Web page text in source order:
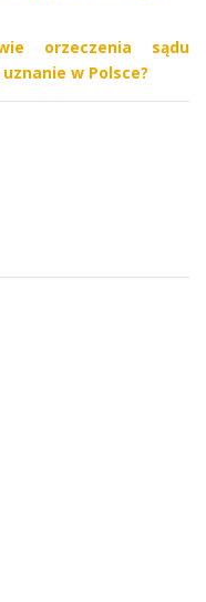
orzeczenia sądu
w Polsce?